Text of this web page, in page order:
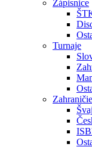
Zápisnice
Turnaje
Zahraničie